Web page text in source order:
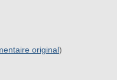
original)